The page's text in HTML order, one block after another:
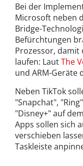
Bei der
Microsoft neben
Bridge-
Befürchtungen
Prozessor, damit
laufen: LautThe
und ARM-Geräte
Neben TikTok
"Snapchat",
"Disney+" auf
Apps sollen sich
verschieben
Taskleiste